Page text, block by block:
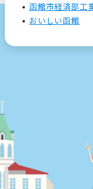
函館市経済部工
おいしい函館